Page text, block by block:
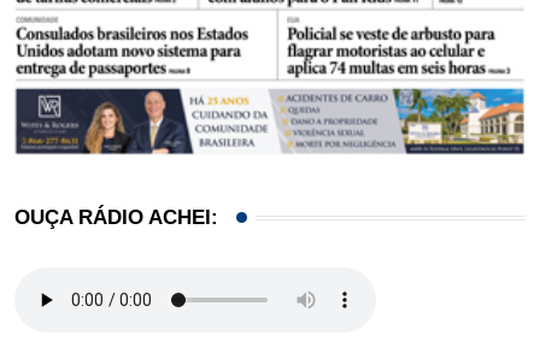
OUÇA RÁDIO ACHEI: